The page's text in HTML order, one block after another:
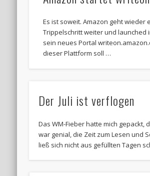
Es ist soweit. Amazon geht wieder
Trippelschritt weiter und launched
sein neues Portal
dieser Plattform soll …
Der Juli ist verflogen
Das WM-Fieber hatte mich gepackt,
war genial, die Zeit zum Lesen und
ließ sich nicht aus gefüllten Tagen